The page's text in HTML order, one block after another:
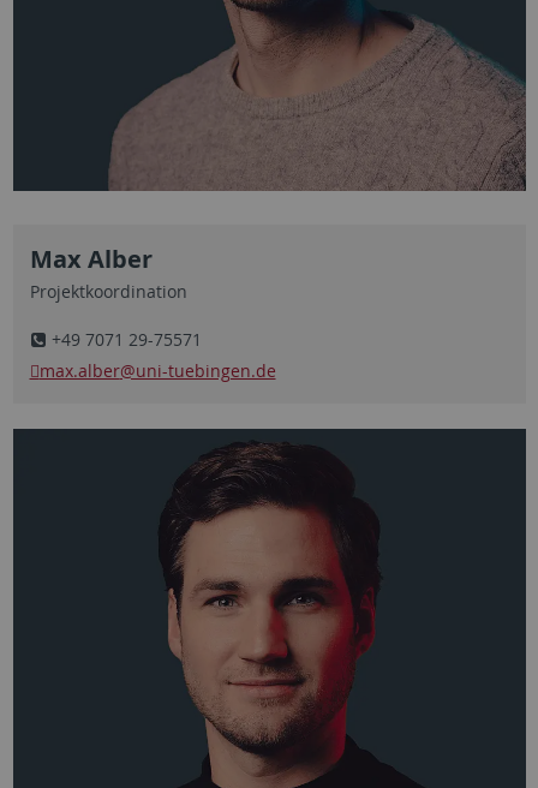
Max Alber
Projektkoordination
+49 7071 29-75571
max.alber@uni-tuebingen.de